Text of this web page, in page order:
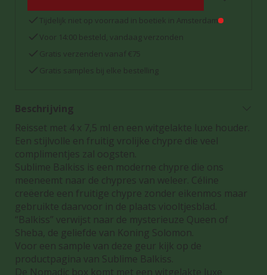
Tijdelijk niet op voorraad in boetiek in Amsterdam
Voor 14:00 besteld, vandaag verzonden
Gratis verzenden vanaf €75
Gratis samples bij elke bestelling
Beschrijving
Reisset met 4 x 7,5 ml en een witgelakte luxe houder.
Een stijlvolle en fruitig vrolijke chypre die veel
complimentjes zal oogsten.
Sublime Balkiss is een moderne chypre die ons
meeneemt naar de chypres van weleer. Céline
creëerde een fruitige chypre zonder eikenmos maar
gebruikte daarvoor in de plaats viooltjesblad.
“Balkiss” verwijst naar de mysterieuze Queen of
Sheba, de geliefde van Koning Solomon.
Voor een sample van deze geur kijk op de
productpagina van Sublime Balkiss.
De Nomadic box komt met een witgelakte luxe